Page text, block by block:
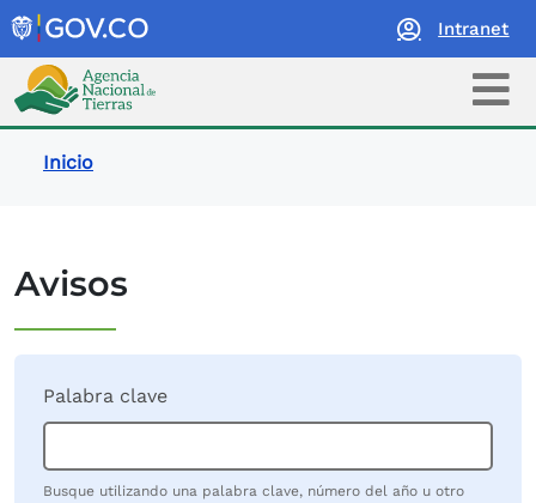
Intranet
Logo Agencia Nacional de Tierras
Ruta de navegación
Inicio
Avisos
Palabra clave
Busque utilizando una palabra clave, número del año u otro